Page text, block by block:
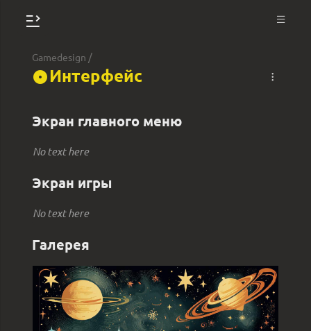
Gamedesign /
Интерфейс
Экран главного меню
No text here
Экран игры
No text here
Галерея